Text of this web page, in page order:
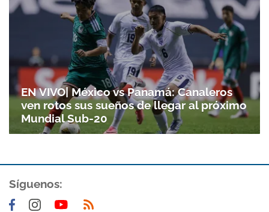
EN VIVO| México vs Panamá: Canaleros
ven rotos sus sueños de llegar al próximo
Mundial Sub-20
Síguenos: